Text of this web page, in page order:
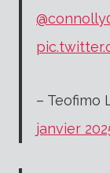
– Teofimo
janvier